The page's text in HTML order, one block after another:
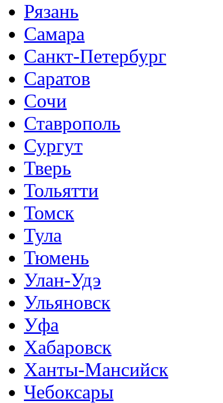
Рязань
Самара
Санкт-Петербург
Саратов
Сочи
Ставрополь
Сургут
Тверь
Тольятти
Томск
Тула
Тюмень
Улан-Удэ
Ульяновск
Уфа
Хабаровск
Ханты-Мансийск
Чебоксары